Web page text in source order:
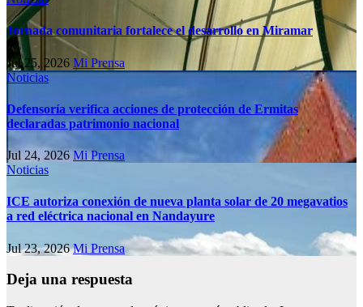
Jornada comunitaria fortalece el desarrollo en Miramar
Jul 25, 2026 Mi Prensa
Noticias
Defensoría verifica acciones de protección de Ermitas
declaradas patrimonio nacional
Jul 24, 2026Mi Prensa
Noticias
ICE autoriza conexión de nueva planta solar de 20 megavatios
a red eléctrica nacional en Nandayure
Jul 23, 2026Mi Prensa
Deja una respuesta